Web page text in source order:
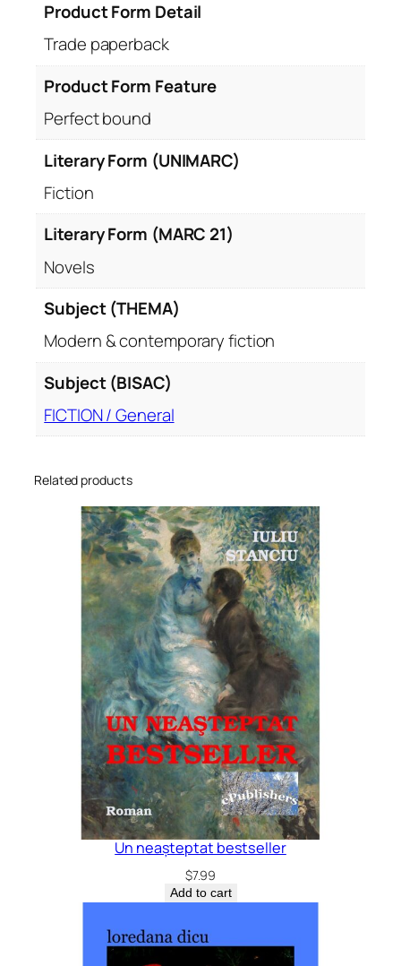
Product Form Detail
Trade paperback
Product Form Feature
Perfect bound
Literary Form (UNIMARC)
Fiction
Literary Form (MARC 21)
Novels
Subject (THEMA)
Modern & contemporary fiction
Subject (BISAC)
FICTION / General
Related products
Un neașteptat bestseller
$7.99
Add to cart